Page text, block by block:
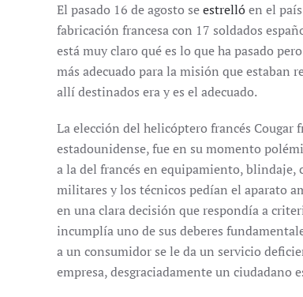
El pasado 16 de agosto seestrellóen el
fabricación francesa con 17 soldados
está muy claro qué es lo que ha pasado
más adecuado para la misión que
allí destinados era y es el adecuado.
La elección del helicóptero francés
estadounidense, fue en su momento
a la del francés en equipamiento, blindaje,
militares y los técnicos pedían el aparato
en una clara decisión que respondía a
incumplía uno de sus deberes
a un consumidor se le da un servicio
empresa, desgraciadamente un